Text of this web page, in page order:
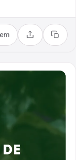
Compartilhar
Copiar